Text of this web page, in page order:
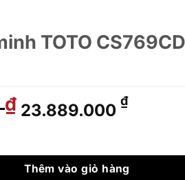
TOTO
₫ Giá
gốc
29.563.000 ₫.
23.889.000 ₫Giá
là:
Thêm vào giỏ hàng